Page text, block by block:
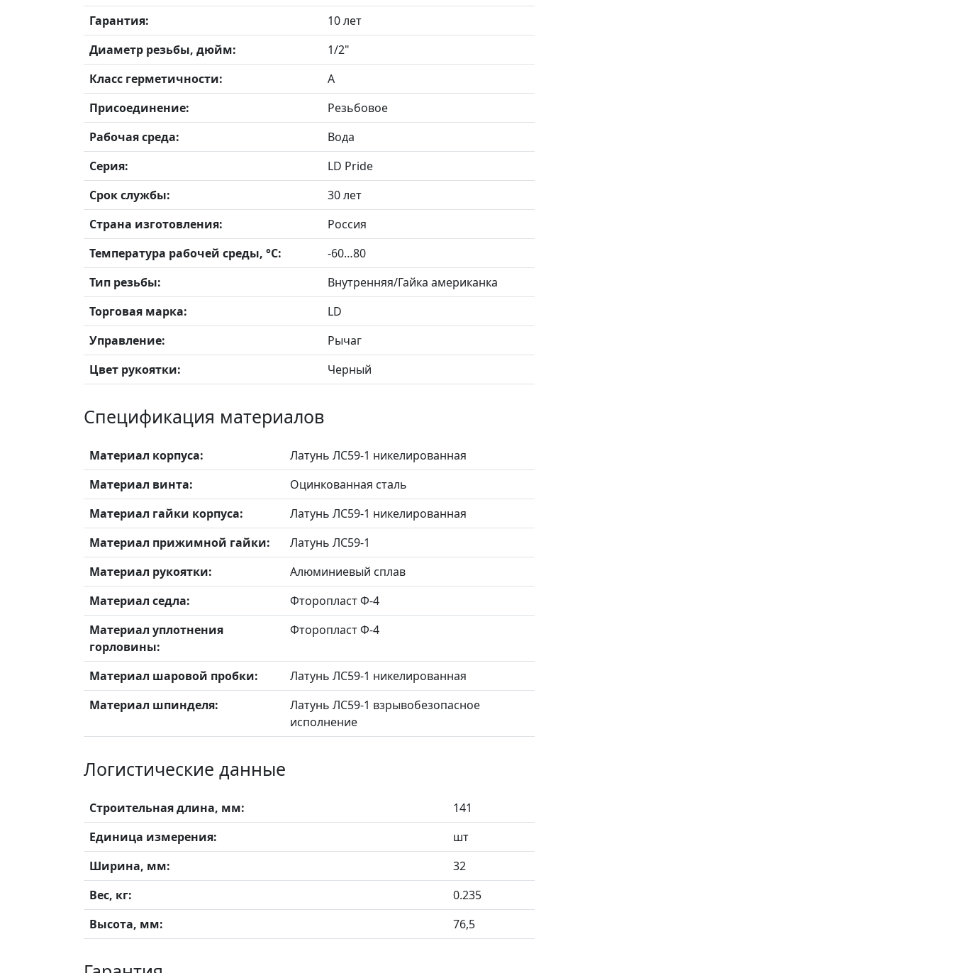
Гарантия:
10 лет
Диаметр резьбы, дюйм:
1/2"
Класс герметичности:
А
Присоединение:
Резьбовое
Рабочая среда:
Вода
Серия:
LD Pride
Срок службы:
30 лет
Страна изготовления:
Россия
Температура рабочей среды, °С:
-60…80
Тип резьбы:
Внутренняя/Гайка американка
Торговая марка:
LD
Управление:
Рычаг
Цвет рукоятки:
Черный
Спецификация материалов
Материал корпуса:
Латунь ЛС59-1 никелированная
Материал винта:
Оцинкованная сталь
Материал гайки корпуса:
Латунь ЛС59-1 никелированная
Материал прижимной гайки:
Латунь ЛС59-1
Материал рукоятки:
Алюминиевый сплав
Материал седла:
Фторопласт Ф-4
Материал уплотнения
горловины:
Фторопласт Ф-4
Материал шаровой пробки:
Латунь ЛС59-1 никелированная
Материал шпинделя:
Латунь ЛС59-1 взрывобезопасное
исполнение
Логистические данные
Строительная длина, мм:
141
Единица измерения:
шт
Ширина, мм:
32
Вес, кг:
0.235
Высота, мм:
76,5